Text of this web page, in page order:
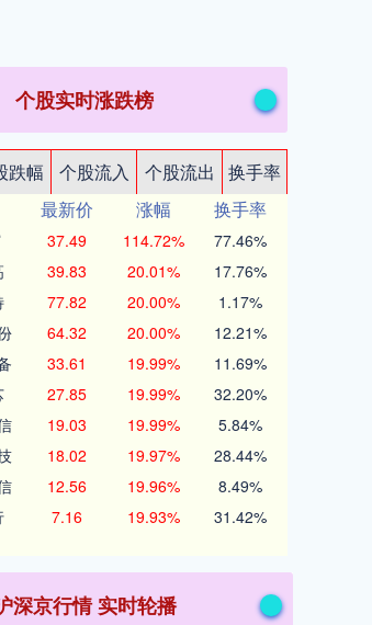
个股实时涨跌榜
跌幅 个股流入 个股流出
换手率
最新价 涨幅
换手率
37.49 114.72% 77.46%
39.83 20.01% 17.76%
77.82 20.00% 1.17%
64.32 20.00% 12.21%
33.61 19.99% 11.69%
27.85 19.99% 32.20%
19.03 19.99% 5.84%
18.02 19.97% 28.44%
12.56 19.96% 8.49%
7.16 19.93% 31.42%
深京行情 实时轮播